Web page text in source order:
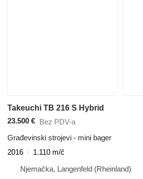
Takeuchi TB 216 S Hybrid
23.500 € Bez PDV-a
Građevinski strojevi - mini bager
2016
1.110 m/č
Njemačka, Langenfeld (Rheinland)